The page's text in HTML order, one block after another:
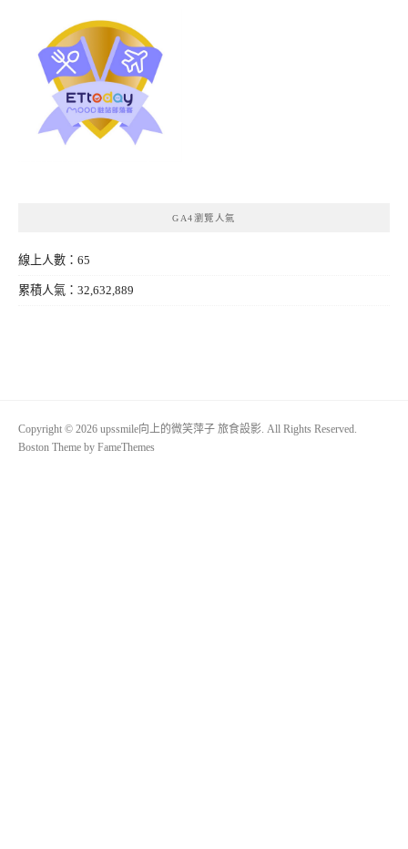
GA4瀏覽人氣
線上人數：65
累積人氣：32,632,889
Copyright © 2026 upssmile向上的微笑萍子 旅食設影. All Rights Reserved.
Boston Theme by FameThemes